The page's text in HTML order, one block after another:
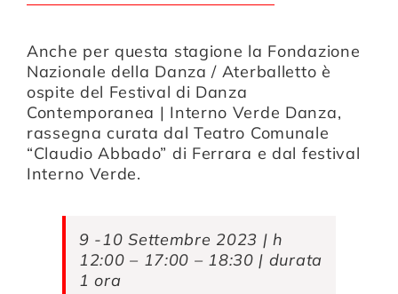
Fonderia
Formazione
Compagnia
Calendario
Anche per questa stagione la Fondazione
Nazionale della Danza / Aterballetto è
ospite del Festival di Danza
Contemporanea | Interno Verde Danza,
rassegna curata dal Teatro Comunale
“Claudio Abbado” di Ferrara e dal festival
Interno Verde.
9 -10 Settembre 2023 | h
12:00 – 17:00 – 18:30 | durata
1 ora